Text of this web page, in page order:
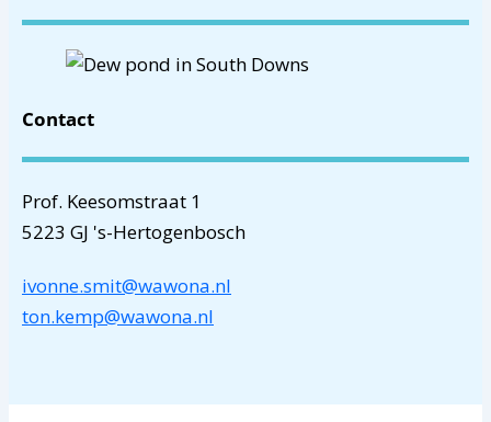
Contact
Prof. Keesomstraat 1
5223 GJ 's-Hertogenbosch
ivonne.smit@wawona.nl
ton.kemp@wawona.nl